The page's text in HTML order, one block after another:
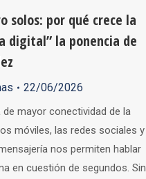
solos: por qué crece la
digital” la ponencia de
22/06/2026
mayor conectividad de la
móviles, las redes sociales y
nos permiten hablar
en cuestión de segundos. Sin